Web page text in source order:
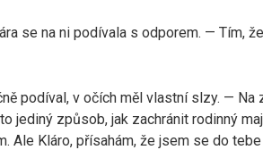
se na ni podívala s odporem. — Tím,
podíval, v očích měl vlastní slzy. — Na
jediný způsob, jak zachránit rodinný
Ale Kláro, přísahám, že jsem se do